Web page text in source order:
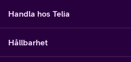
Handla hos Telia
Hållbarhet